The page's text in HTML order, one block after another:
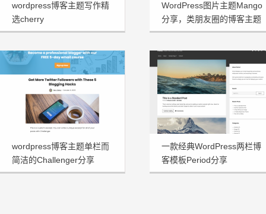
wordpress博客主题写作精
选cherry
WordPress图片主题Mango
分享，类朋友圈的博客主题
wordpress博客主题单栏而
简洁的Challenger分享
一款经典WordPress两栏博
客模板Period分享